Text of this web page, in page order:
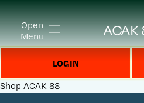
Open
Menu
ACAK
LOGIN
Shop ACAK 88